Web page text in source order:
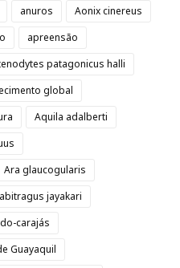
anuros
Aonix cinereus
apreensão
patagonicus halli
global
Aquila adalberti
Ara glaucogularis
jayakari
carajás
Guayaquil